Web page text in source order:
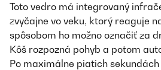
Toto vedro má integrovaný
zvyčajne vo veku, ktorý reaguje
spôsobom ho možno označiť za
Kôš rozpozná pohyb a potom
Po maximálne piatich